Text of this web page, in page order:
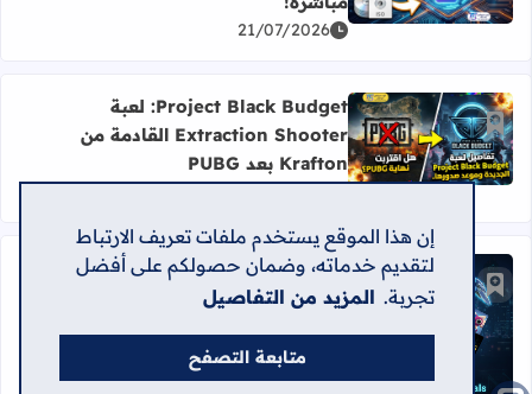
إن هذا الموقع يستخدم ملفات تعريف الارتباط
لتقديم خدماته، وضمان حصولكم على أفضل
تجربة. المزيد من التفاصيل
متابعة التصفح
21/07/2026
أضف إلى العلامات المرجعية
اقرأ المزيد عن Project Black Budget: لعبة Extraction Shooter القادمة من Krafton بعد PUBG
Project Black Budget: لعبة
Extraction Shooter القادمة من
Krafton بعد PUBG
16/07/2026
أضف إلى العلامات المرجعية
اقرأ المزيد عن عروض ألعاب نهاية الأسبوع: لعبة رعب
عروض ألعاب نهاية الأسبوع: لعبة رعب
مجانية، حزم مميزة، وتخفيضات كبرى